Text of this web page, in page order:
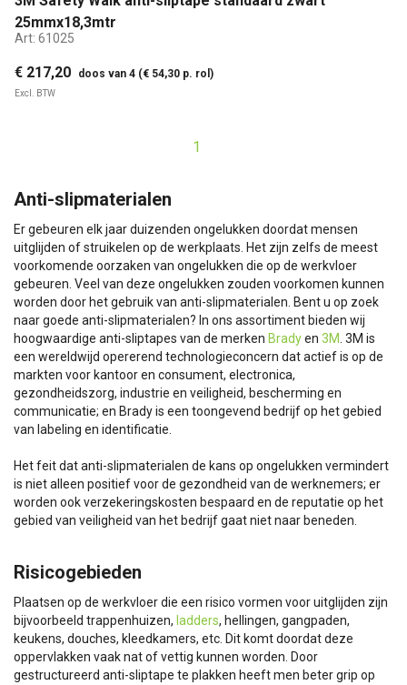
25mmx18,3mtr
Art: 61025
€ 217,20 doos van 4 (€ 54,30 p. rol)
Excl. BTW
1
Anti-slipmaterialen
Er gebeuren elk jaar duizenden ongelukken doordat mensen
uitglijden of struikelen op de werkplaats. Het zijn zelfs de meest
voorkomende oorzaken van ongelukken die op de werkvloer
gebeuren. Veel van deze ongelukken zouden voorkomen kunnen
worden door het gebruik van anti-slipmaterialen. Bent u op zoek
naar goede anti-slipmaterialen? In ons assortiment bieden wij
hoogwaardige anti-sliptapes van de merken Bradyen 3M. 3M is
een wereldwijd opererend technologieconcern dat actief is op de
markten voor kantoor en consument, electronica,
gezondheidszorg, industrie en veiligheid, bescherming en
communicatie; en Brady is een toongevend bedrijf op het gebied
van labeling en identificatie.
Het feit dat anti-slipmaterialen de kans op ongelukken vermindert
is niet alleen positief voor de gezondheid van de werknemers; er
worden ook verzekeringskosten bespaard en de reputatie op het
gebied van veiligheid van het bedrijf gaat niet naar beneden.
Risicogebieden
Plaatsen op de werkvloer die een risico vormen voor uitglijden zijn
bijvoorbeeld trappenhuizen, ladders, hellingen, gangpaden,
keukens, douches, kleedkamers, etc. Dit komt doordat deze
oppervlakken vaak nat of vettig kunnen worden. Door
gestructureerd anti-sliptape te plakken heeft men beter grip op